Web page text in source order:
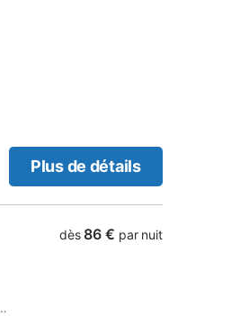
Plus de détails
dès 86 € par nuit